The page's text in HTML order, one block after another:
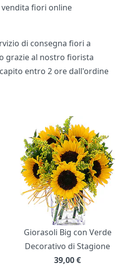
fiori online
di consegna fiori a
grazie al nostro fiorista
entro 2 ore dall'ordine
Giorasoli Big con Verde
Decorativo di Stagione
39,00€